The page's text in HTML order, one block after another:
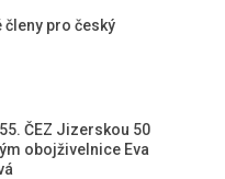
členy pro český
ČEZ Jizerskou 50
obojživelnice Eva